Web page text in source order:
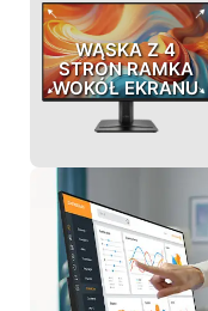
WĄSKA Z 4
STRON RAMKA
WOKÓŁ EKRANU